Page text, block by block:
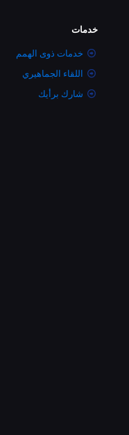
خدمات
خدمات ذوى الهمم
اللقاء الجماهيري
شارك برأيك